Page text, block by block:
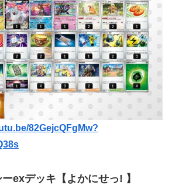
82GejcQFgMw?
exデッキ【よかにせっ! 】